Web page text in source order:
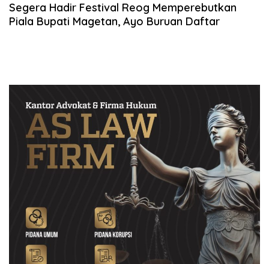
Segera Hadir Festival Reog Memperebutkan
Piala Bupati Magetan, Ayo Buruan Daftar